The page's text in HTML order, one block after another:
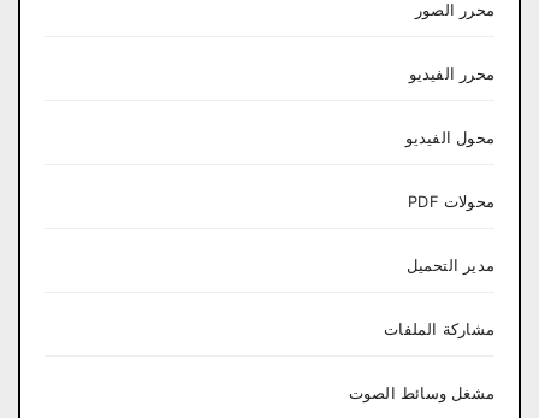
محرر الصور
محرر الفيديو
محول الفيديو
محولات PDF
مدير التحميل
مشاركة الملفات
مشغل وسائط الصوت